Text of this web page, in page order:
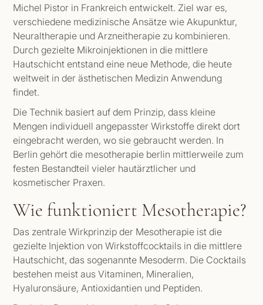
Michel Pistor in Frankreich entwickelt. Ziel war es,
verschiedene medizinische Ansätze wie Akupunktur,
Neuraltherapie und Arzneitherapie zu kombinieren.
Durch gezielte Mikroinjektionen in die mittlere
Hautschicht entstand eine neue Methode, die heute
weltweit in der ästhetischen Medizin Anwendung
findet.
Die Technik basiert auf dem Prinzip, dass kleine
Mengen individuell angepasster Wirkstoffe direkt dort
eingebracht werden, wo sie gebraucht werden. In
Berlin gehört die mesotherapie berlin mittlerweile zum
festen Bestandteil vieler hautärztlicher und
kosmetischer Praxen.
Wie funktioniert Mesotherapie?
Das zentrale Wirkprinzip der Mesotherapie ist die
gezielte Injektion von Wirkstoffcocktails in die mittlere
Hautschicht, das sogenannte Mesoderm. Die Cocktails
bestehen meist aus Vitaminen, Mineralien,
Hyaluronsäure, Antioxidantien und Peptiden.